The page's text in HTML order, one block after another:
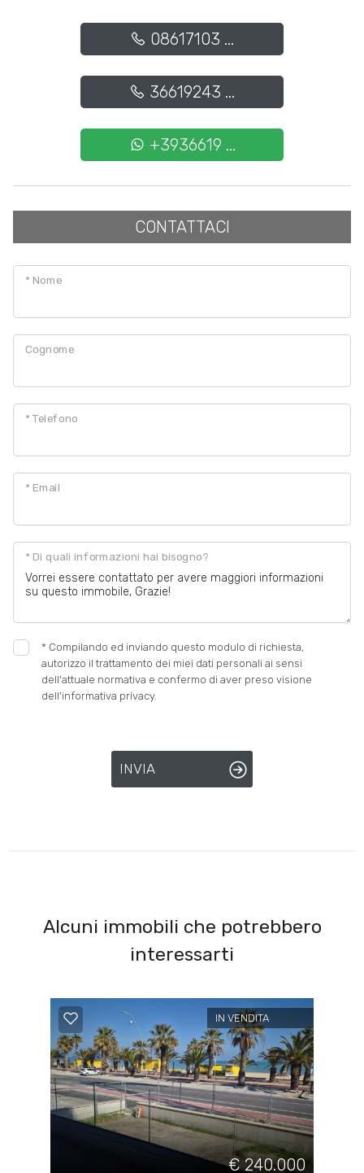
08617103 ...
36619243 ...
+3936619 ...
CONTATTACI
* Nome
Cognome
* Telefono
* Email
* Di quali informazioni hai bisogno?
* Compilando ed inviando questo modulo di richiesta,
autorizzo il trattamento dei miei dati personali ai sensi
dell'attuale normativa e confermo di aver preso visione
dell'informativa privacy.
INVIA
Alcuni immobili che potrebbero
interessarti
IN VENDITA
€ 240.000